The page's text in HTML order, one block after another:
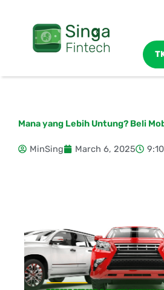
Mana yang Lebih Untung? Beli
MinSing March 6, 2025